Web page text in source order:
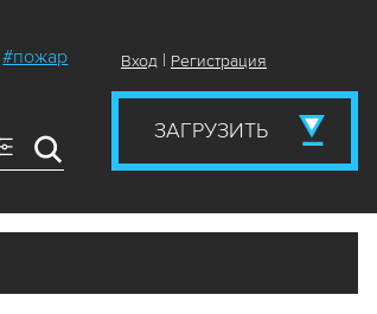
#пожар Вход | Регистрация
ЗАГРУЗИТЬ